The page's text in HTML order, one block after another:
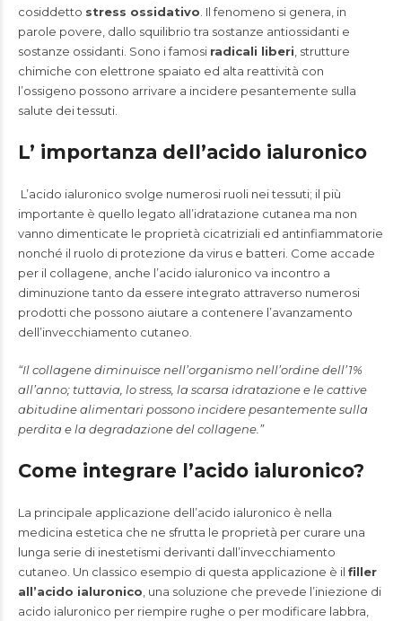
cosiddetto stress ossidativo . Il fenomeno si genera, in
parole povere, dallo squilibrio tra sostanze antiossidanti e
sostanze ossidanti. Sono i famosi radicali liberi , strutture
chimiche con elettrone spaiato ed alta reattività con
l’ossigeno possono arrivare a incidere pesantemente sulla
salute dei tessuti.
L’ importanza dell’acido ialuronico
L’acido ialuronico svolge numerosi ruoli nei tessuti; il più
importante è quello legato all’idratazione cutanea ma non
vanno dimenticate le proprietà cicatriziali ed antinfiammatorie
nonché il ruolo di protezione da virus e batteri. Come accade
per il collagene, anche l’acido ialuronico va incontro a
diminuzione tanto da essere integrato attraverso numerosi
prodotti che possono aiutare a contenere l’avanzamento
dell’invecchiamento cutaneo.
“Il collagene diminuisce nell’organismo nell’ordine dell’1%
all’anno; tuttavia, lo stress, la scarsa idratazione e le cattive
abitudine alimentari possono incidere pesantemente sulla
perdita e la degradazione del collagene. ”
Come integrare l’acido ialuronico?
La principale applicazione dell’acido ialuronico è nella
medicina estetica che ne sfrutta le proprietà per curare una
lunga serie di inestetismi derivanti dall’invecchiamento
cutaneo. Un classico esempio di questa applicazione è il filler
all’acido ialuronico , una soluzione che prevede l’iniezione di
acido ialuronico per riempire rughe o per modificare labbra,